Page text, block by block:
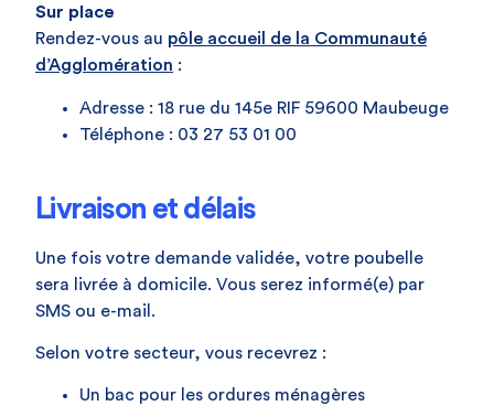
Sur place
Rendez-vous au pôle accueil de la Communauté
d’Agglomération :
Adresse : 18 rue du 145e RIF 59600 Maubeuge
Téléphone : 03 27 53 01 00
Livraison et délais
Une fois votre demande validée, votre poubelle
sera livrée à domicile. Vous serez informé(e) par
SMS ou e-mail.
Selon votre secteur, vous recevrez :
Un bac pour les ordures ménagères